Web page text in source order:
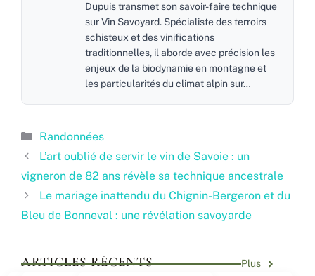
Dupuis transmet son savoir-faire technique
sur Vin Savoyard. Spécialiste des terroirs
schisteux et des vinifications
traditionnelles, il aborde avec précision les
enjeux de la biodynamie en montagne et
les particularités du climat alpin sur…
Catégories
Randonnées
L’art oublié de servir le vin de Savoie : un
vigneron de 82 ans révèle sa technique ancestrale
Le mariage inattendu du Chignin-Bergeron et du
Bleu de Bonneval : une révélation savoyarde
ARTICLES RÉCENTS Plus